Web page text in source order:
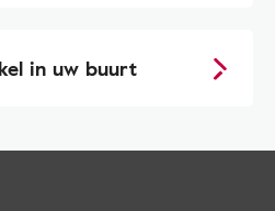
in uw buurt